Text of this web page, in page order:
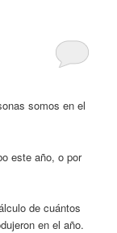
somos en el
este año, o por
de cuántos
en el año.